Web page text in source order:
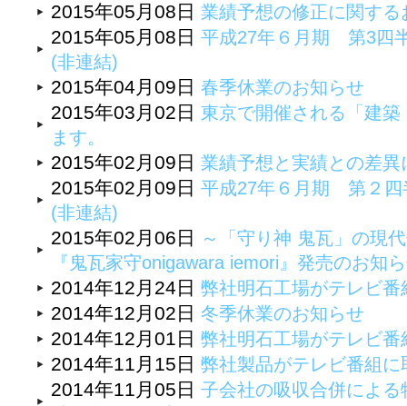
2015年05月08日 業績予想の修正に関する
2015年05月08日 平成27年６月期 第3四
(非連結)
2015年04月09日 春季休業のお知らせ
2015年03月02日 東京で開催される「建
ます。
2015年02月09日 業績予想と実績との差
2015年02月09日 平成27年６月期 第２
(非連結)
2015年02月06日
～「守り神 鬼瓦」の現
『鬼瓦家守onigawara iemori』発売のお知
2014年12月24日 弊社明石工場がテレビ
2014年12月02日 冬季休業のお知らせ
2014年12月01日 弊社明石工場がテレビ
2014年11月15日 弊社製品がテレビ番組
2014年11月05日 子会社の吸収合併によ